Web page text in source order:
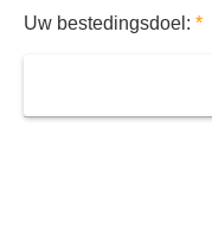
Uw bestedingsdoel: *